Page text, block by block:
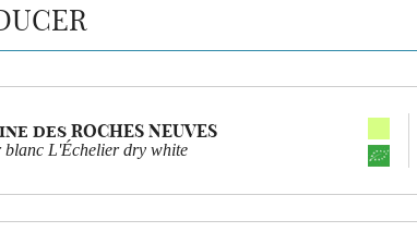
des ROCHES NEUVES
blanc L'Échelier dry white